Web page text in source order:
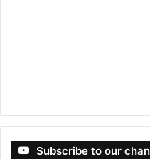
Subscribe to our